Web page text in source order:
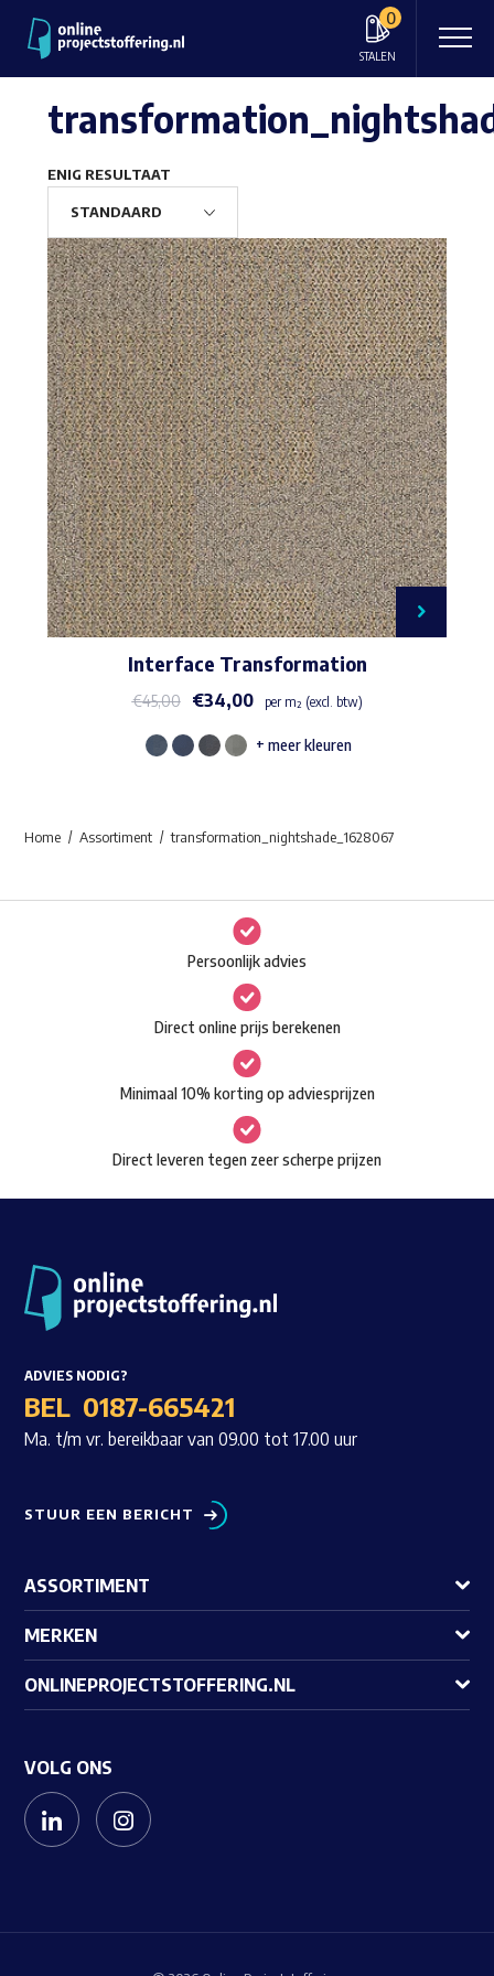
0
STALEN
Waar ben je naar op zoek?
ENIG RESULTAAT
Interface Transformation
€45,00 €34,00 per m² (excl. btw)
Dit
meerdere
Deze
optie
kan
gekozen
worden
op
de
productpagina
+ meer kleuren
Home Assortiment transformation_nightshade_1628067
Persoonlijk advies
Direct online prijs berekenen
Minimaal 10% korting op adviesprijzen
Direct leveren tegen zeer scherpe prijzen
ADVIES NODIG?
BEL 0187-665421
Ma. t/m vr. bereikbaar van 09.00 tot 17.00 uur
STUUR EEN BERICHT
ASSORTIMENT
MERKEN
ONLINEPROJECTSTOFFERING.NL
VOLG ONS